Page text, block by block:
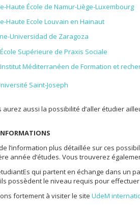
Haute École de Namur-Liège-Luxembourg
Haute Ecole Louvain en Hainaut
Universidad de Zaragoza
Supérieure de Praxis Sociale
Méditerranéen de Formation et
Saint-Joseph
aurez aussi la possibilité d’aller étudier
l’information plus détaillée sur ces
année d’études. Vous trouverez
qui partent en échange dans un
possèdent le niveau requis pour effectuer
fortement à visiter le site UdeM